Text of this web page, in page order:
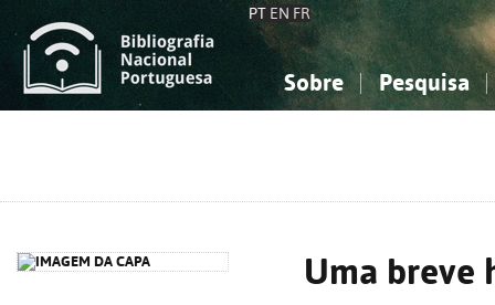
PT EN FR
Sobre Pesquisa
Uma breve